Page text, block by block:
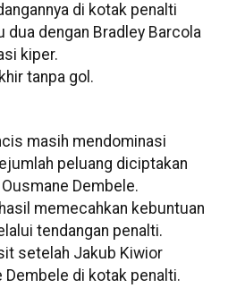
di kotak penalti
dua dengan Bradley Barcola
kiper.
tanpa gol.
masih mendominasi
peluang diciptakan
Dembele.
memecahkan kebuntuan
tendangan penalti.
setelah Jakub Kiwior
Dembele di kotak penalti.